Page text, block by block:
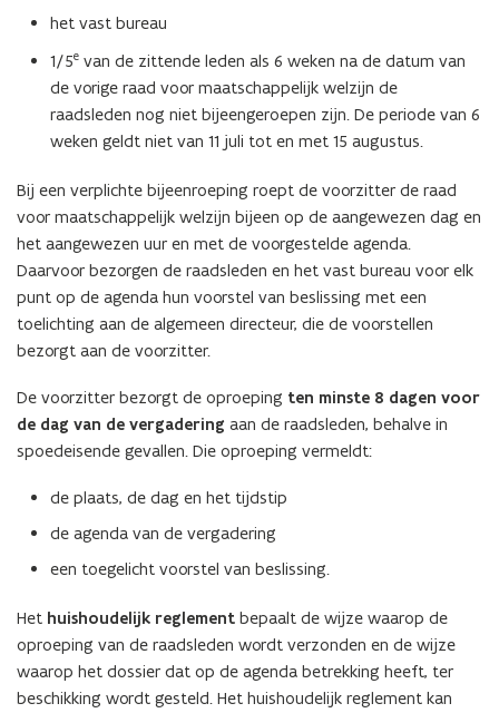
het vast bureau
1/5e van de zittende leden als 6 weken na de datum van
de vorige raad voor maatschappelijk welzijn de
raadsleden nog niet bijeengeroepen zijn. De periode van 6
weken geldt niet van 11 juli tot en met 15 augustus.
Bij een verplichte bijeenroeping roept de voorzitter de raad
voor maatschappelijk welzijn bijeen op de aangewezen dag en
het aangewezen uur en met de voorgestelde agenda.
Daarvoor bezorgen de raadsleden en het vast bureau voor elk
punt op de agenda hun voorstel van beslissing met een
toelichting aan de algemeen directeur, die de voorstellen
bezorgt aan de voorzitter.
De voorzitter bezorgt de oproeping ten minste 8 dagen voor
de dag van de vergadering aan de raadsleden, behalve in
spoedeisende gevallen. Die oproeping vermeldt:
de plaats, de dag en het tijdstip
de agenda van de vergadering
een toegelicht voorstel van beslissing.
Het huishoudelijk reglement bepaalt de wijze waarop de
oproeping van de raadsleden wordt verzonden en de wijze
waarop het dossier dat op de agenda betrekking heeft, ter
beschikking wordt gesteld. Het huishoudelijk reglement kan